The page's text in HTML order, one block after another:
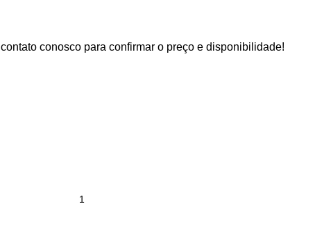
conosco para confirmar o preço e disponibilidade!